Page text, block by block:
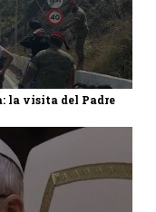
la visita del Padre